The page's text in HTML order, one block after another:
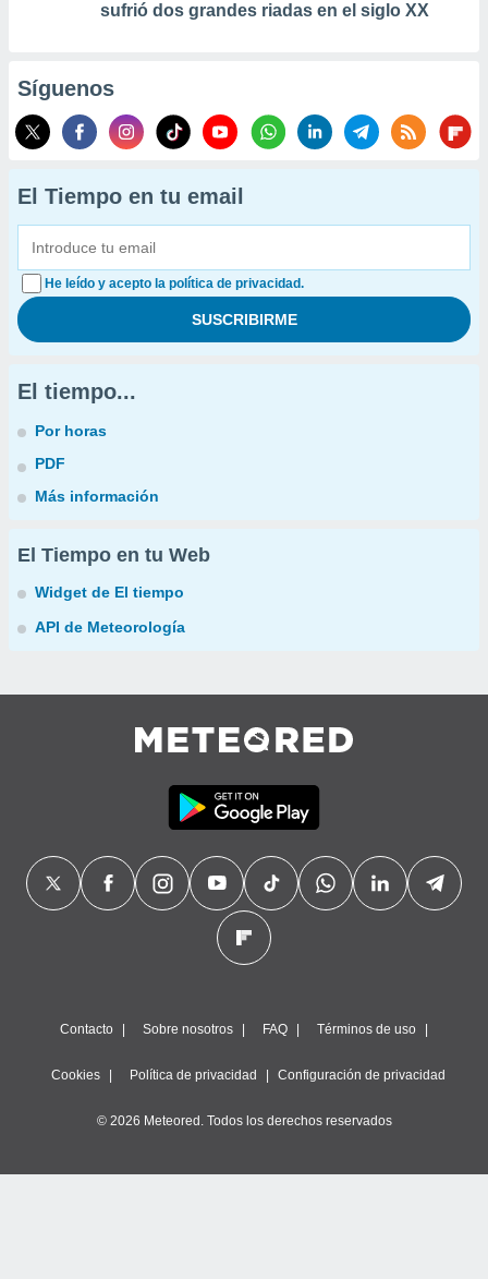
sufrió dos grandes riadas en el siglo XX
Síguenos
El Tiempo en tu email
He leído y acepto la política de privacidad.
El tiempo...
Por horas
PDF
Más información
El Tiempo en tu Web
Widget de El tiempo
API de Meteorología
Contacto Sobre nosotros FAQ Términos de uso
Cookies Política de privacidad Configuración de privacidad
© 2026 Meteored. Todos los derechos reservados